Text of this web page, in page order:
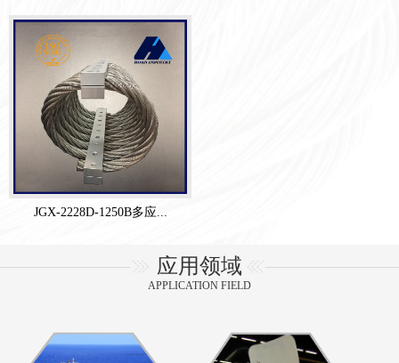
JGX-2228D-1250B多应...
应用领域
APPLICATION FIELD